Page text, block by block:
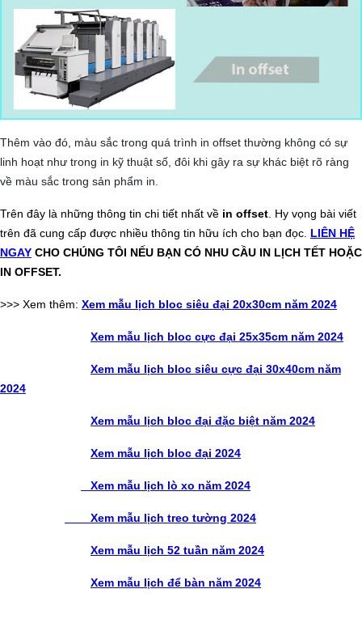
Thêm vào đó, màu sắc trong quá trình in offset thường không có sự
linh hoạt như trong in kỹ thuật số, đôi khi gây ra sự khác biệt rõ ràng
về màu sắc trong sản phẩm in.
Trên đây là những thông tin chi tiết nhất về in offset. Hy vọng bài viết
trên đã cung cấp được nhiều thông tin hữu ích cho bạn đọc. LIÊN HỆ
NGAY CHO CHÚNG TÔI NẾU BẠN CÓ NHU CẦU IN LỊCH TẾT HOẶC
IN OFFSET.
>>> Xem thêm: Xem mẫu lịch bloc siêu đại 20x30cm năm 2024
Xem mẫu lịch bloc cực đại 25x35cm năm 2024
Xem mẫu lịch bloc siêu cực đại 30x40cm năm
2024
Xem mẫu lịch bloc đại đặc biệt năm 2024
Xem mẫu lịch bloc đại 2024
Xem mẫu lịch lò xo năm 2024
Xem mẫu lịch treo tường 2024
Xem mẫu lịch 52 tuần năm 2024
Xem mẫu lịch để bàn năm 2024